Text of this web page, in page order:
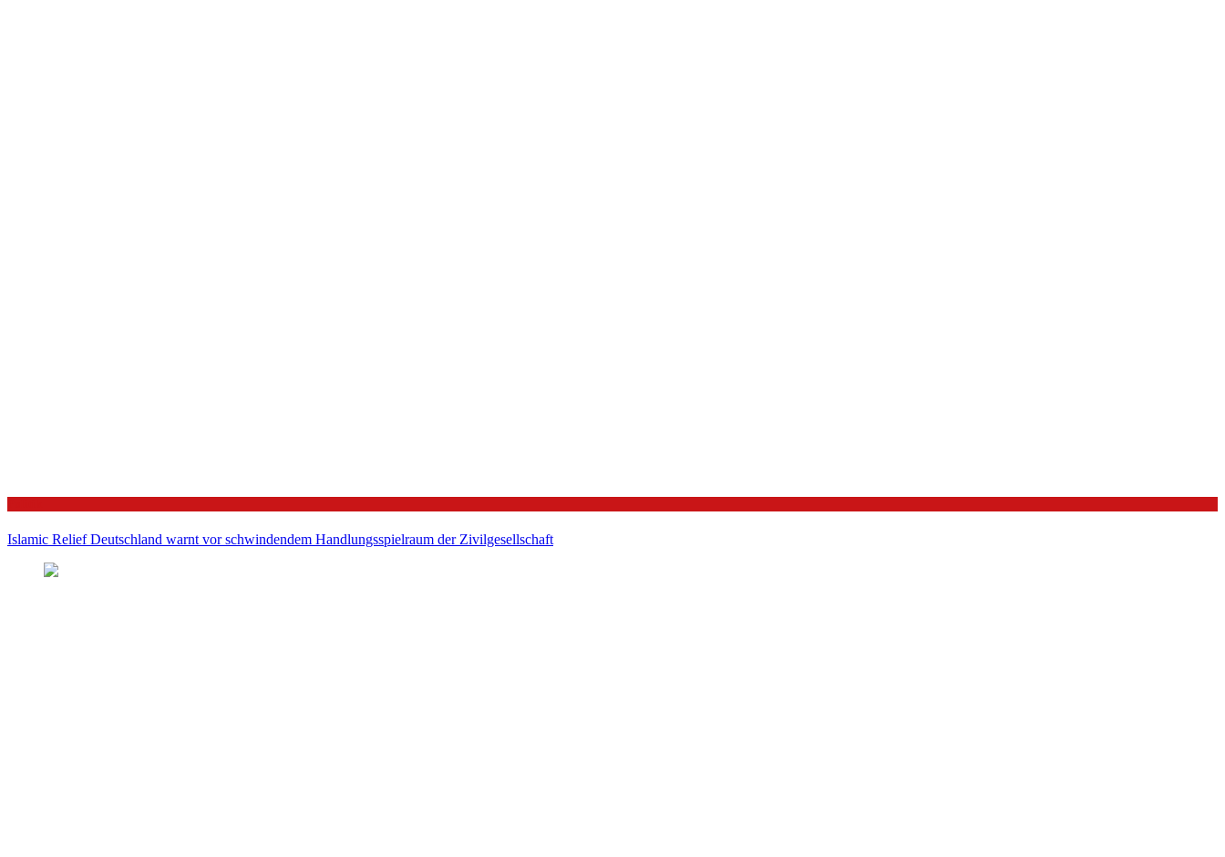
Islamic Relief Deutschland warnt vor schwindendem Handlungsspielraum der Zivilgesellschaft